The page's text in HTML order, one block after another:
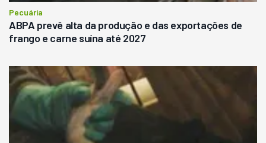
Pecuária
ABPA prevê alta da produção e das exportações de
frango e carne suína até 2027